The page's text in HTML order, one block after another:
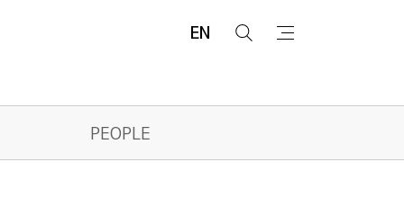
EN
검
PEOPLE